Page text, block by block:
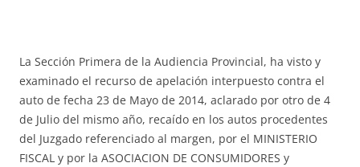
La Sección Primera de la Audiencia Provincial, ha visto y
examinado el recurso de apelación interpuesto contra el
auto de fecha 23 de Mayo de 2014, aclarado por otro de 4
de Julio del mismo año, recaído en los autos procedentes
del Juzgado referenciado al margen, por el MINISTERIO
FISCAL y por la ASOCIACION DE CONSUMIDORES y